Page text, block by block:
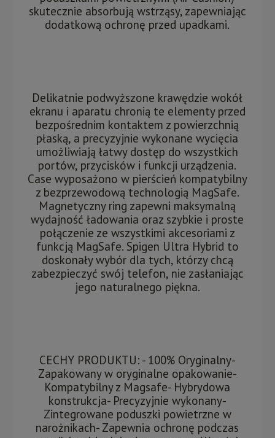
skutecznie absorbują wstrząsy, zapewniając
dodatkową ochronę przed upadkami.
Delikatnie podwyższone krawędzie wokół
ekranu i aparatu chronią te elementy przed
bezpośrednim kontaktem z powierzchnią
płaską, a precyzyjnie wykonane wycięcia
umożliwiają łatwy dostęp do wszystkich
portów, przycisków i funkcji urządzenia.
Case wyposażono w pierścień kompatybilny
z bezprzewodową technologią MagSafe.
Magnetyczny ring zapewni maksymalną
wydajność ładowania oraz szybkie i proste
połączenie ze wszystkimi akcesoriami z
funkcją MagSafe. Spigen Ultra Hybrid to
doskonały wybór dla tych, którzy chcą
zabezpieczyć swój telefon, nie zasłaniając
jego naturalnego piękna.
CECHY PRODUKTU: - 100% Oryginalny-
Zapakowany w oryginalne opakowanie-
Kompatybilny z Magsafe- Hybrydowa
konstrukcja- Precyzyjnie wykonany-
Zintegrowane poduszki powietrzne w
narożnikach- Zapewnia ochronę podczas